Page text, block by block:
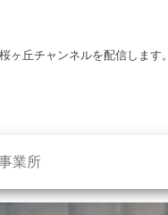
ヶ丘チャンネルを配信します。
業所